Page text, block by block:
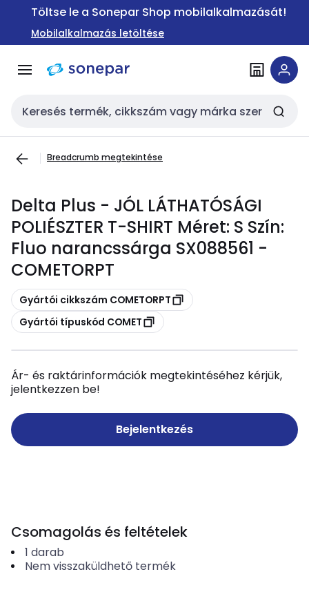
Ugrás a
Ugrás a
tartalomra
Töltse le a Sonepar Shop mobilalkalmazását!
Mobilalkalmazás letöltése
Keresési bemenet
Breadcrumb megtekintése
Delta Plus - JÓL LÁTHATÓSÁGI
POLIÉSZTER T-SHIRT Méret: S Szín:
Fluo narancssárga SX088561 -
COMETORPT
Másolás
Gyártói cikkszám COMETORPT
Másolás
Gyártói típuskód COMET
Ár- és raktárinformációk megtekintéséhez kérjük,
jelentkezzen be!
Bejelentkezés
Csomagolás és feltételek
1 darab
Nem visszaküldhető termék